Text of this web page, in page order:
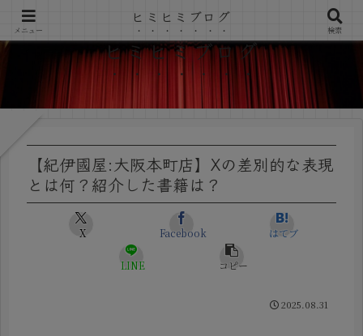
ヒミヒミブログ
【紀伊國屋:大阪本町店】Xの差別的な表現
とは何？紹介した書籍は？
X Facebook はてブ
LINE コピー
2025.08.31
メニュー
ヒミヒミブログ
検索